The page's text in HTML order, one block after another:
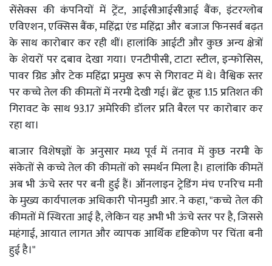
सेंसेक्स की कंपनियों में ट्रेंट, आईसीआईसीआई बैंक, इंटरग्लोब
एविएशन, एक्सिस बैंक, महिंद्रा एंड महिंद्रा और बजाज फिनसर्व बढ़त
के साथ कारोबार कर रही थीं। हालांकि आईटी और कुछ अन्य क्षेत्रों
के शेयरों पर दबाव देखा गया। एनटीपीसी, टाटा स्टील, इन्फोसिस,
पावर ग्रिड और टेक महिंद्रा प्रमुख रूप से गिरावट में थे। वैश्विक स्तर
पर कच्चे तेल की कीमतों में नरमी देखी गई। ब्रेंट क्रूड 1.15 प्रतिशत की
गिरावट के साथ 93.17 अमेरिकी डॉलर प्रति बैरल पर कारोबार कर
रहा था।
बाजार विशेषज्ञों के अनुसार मध्य पूर्व में तनाव में कुछ नरमी के
संकेतों से कच्चे तेल की कीमतों को समर्थन मिला है। हालांकि कीमतें
अब भी ऊंचे स्तर पर बनी हुई हैं। ऑनलाइन ट्रेडिंग मंच एनरिच मनी
के मुख्य कार्यपालक अधिकारी पोनमुडी आर. ने कहा, "कच्चे तेल की
कीमतों में स्थिरता आई है, लेकिन यह अभी भी ऊंचे स्तर पर है, जिससे
महंगाई, आयात लागत और व्यापक आर्थिक दृष्टिकोण पर चिंता बनी
हुई है।"